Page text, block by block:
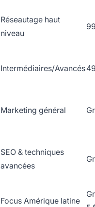
Réseautage haut
niveau
Intermédiaires/Avancés
Marketing général
SEO & techniques
avancées
Focus Amérique latine